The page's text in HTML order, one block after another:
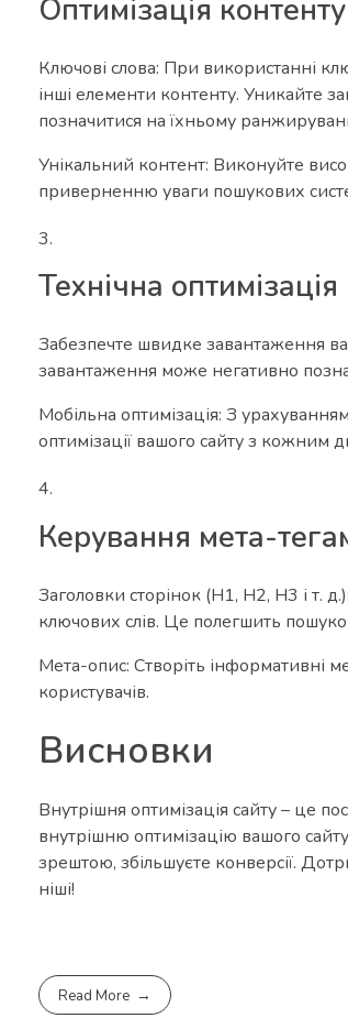
Оптимізація контенту
Ключові слова: При використанні
інші елементи контенту. Уникайте
позначитися на їхньому
Унікальний контент: Виконуйте
приверненню уваги пошукових
Технічна оптимізація
Забезпечте швидке завантаження
завантаження може негативно
Мобільна оптимізація: З
оптимізації вашого сайту з кожним
Керування мета-
Заголовки сторінок (H1, H2, H3 і т.
ключових слів. Це полегшить
Мета-опис: Створіть інформативні
користувачів.
Висновки
Внутрішня оптимізація сайту – це
внутрішню оптимізацію вашого
зрештою, збільшуєте конверсії.
ніші!
Read More